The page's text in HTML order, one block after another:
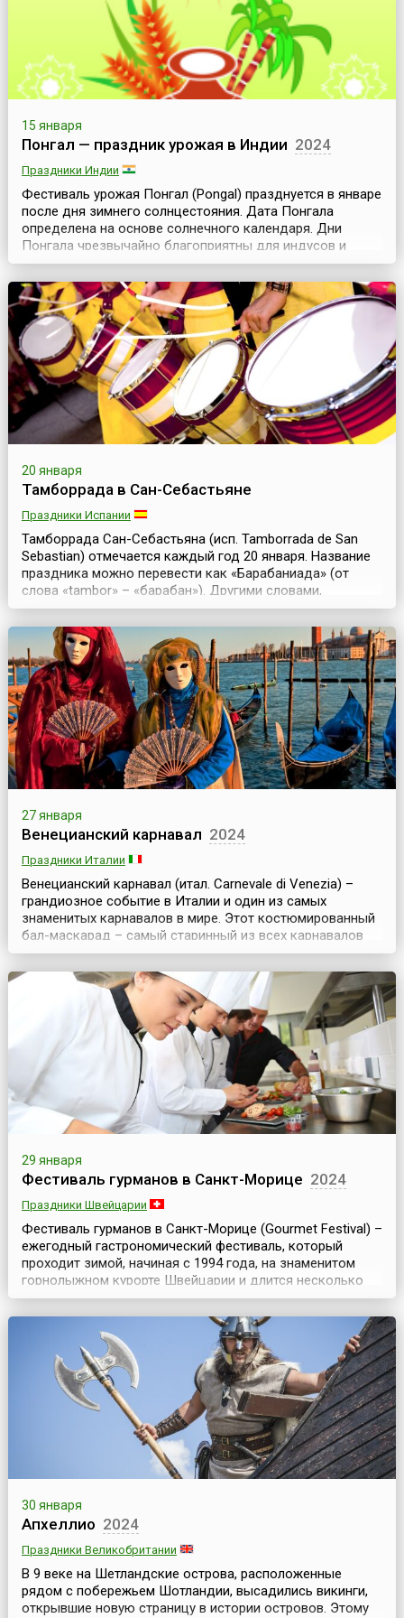
привлекают и любит...
15 января
Понгал — праздник урожая в Индии 2024
Праздники Индии
Фестиваль урожая Понгал (Pongal) празднуется в январе
после дня зимнего солнцестояния. Дата Понгала
определена на основе солнечного календаря. Дни
Понгала чрезвычайно благоприятны для индусов и
астрономически важны — ежегодно в период с 14 по 16
января солнце начинает свое шестимесячное
путешествие на север (Uttarayana), переходя в созвездие
Козерога.Это небесное событие и празднуется в Южной
...
20 января
Тамборрада в Сан-Себастьяне
Праздники Испании
Тамборрада Сан-Себастьяна (исп. Tamborrada de San
Sebastian) отмечается каждый год 20 января. Название
праздника можно перевести как «Барабаниада» (от
слова «tambor» – «барабан»). Другими словами,
Тамборрада – это день ударников и любых ударных
инструментов. Жители Сан-Себастьяна посвящают
праздник покровителю города – святому
Себастьяну.Существуют различные версии
происхождения этого праз...
27 января
Венецианский карнавал 2024
Праздники Италии
Венецианский карнавал (итал. Carnevale di Venezia) –
грандиозное событие в Италии и один из самых
знаменитых карнавалов в мире. Этот костюмированный
бал-маскарад – самый старинный из всех карнавалов
планеты, ежегодно проходящий в Венеции.
Традиционный Венецианский карнавал продолжается
более двух недель – дата его открытия зависит от
начала католического Великого поста, а заканчивается
29 января
Фестиваль гурманов в Санкт-Морице 2024
Праздники Швейцарии
Фестиваль гурманов в Санкт-Морице (Gourmet Festival) –
ежегодный гастрономический фестиваль, который
проходит зимой, начиная с 1994 года, на знаменитом
горнолыжном курорте Швейцарии и длится несколько
дней. Но с 2026 года его проведение решено перенести
на лето.Санкт-Мориц (St. Moritz) – красивый и
популярный курорт у подножия горы с прекрасными
пейзажами и развитой туристской инфраструктурой....
30 января
Апхеллио 2024
Праздники Великобритании
В 9 веке на Шетландские острова, расположенные
рядом с побережьем Шотландии, высадились викинги,
открывшие новую страницу в истории островов. Этому